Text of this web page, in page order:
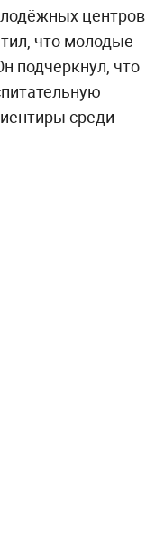
центров
что молодые
подчеркнул, что
среди